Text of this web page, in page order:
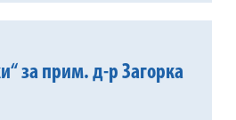
за прим. д-р Загорка